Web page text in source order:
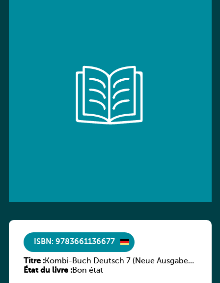
ISBN: 9783661136677
Titre :Kombi-Buch Deutsch 7 (Neue Ausgabe
Luxemburg)
État du livre :Bon état